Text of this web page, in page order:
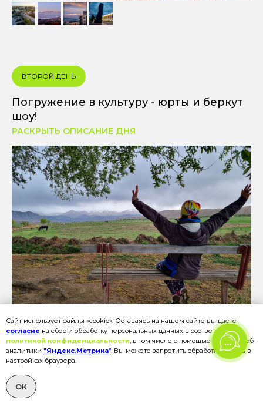
ВТОРОЙ ДЕНЬ
Погружение в культуру - юрты и беркут
шоу!
РАСКРЫТЬ ОПИСАНИЕ ДНЯ
Сайт использует файлы «cookie». Оставаясь на нашем сайте вы даете
согласие на сбор и обработку персональных данных в соответствии с
политикой конфиденциальности, в том числе с помощью сервиса веб-
аналитики "Яндекс.Метрика". Вы можете запретить обработку cookies в
настройках браузера.
ОК